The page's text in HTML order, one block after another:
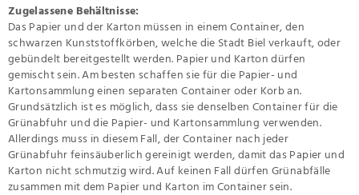
Zugelassene Behältnisse:
Das Papier und der Karton müssen in einem Container, den
schwarzen Kunststoffkörben, welche die Stadt Biel verkauft, oder
gebündelt bereitgestellt werden. Papier und Karton dürfen
gemischt sein. Am besten schaffen sie für die Papier- und
Kartonsammlung einen separaten Container oder Korb an.
Grundsätzlich ist es möglich, dass sie denselben Container für die
Grünabfuhr und die Papier- und Kartonsammlung verwenden.
Allerdings muss in diesem Fall, der Container nach jeder
Grünabfuhr feinsäuberlich gereinigt werden, damit das Papier und
Karton nicht schmutzig wird. Auf keinen Fall dürfen Grünabfälle
zusammen mit dem Papier und Karton im Container sein.